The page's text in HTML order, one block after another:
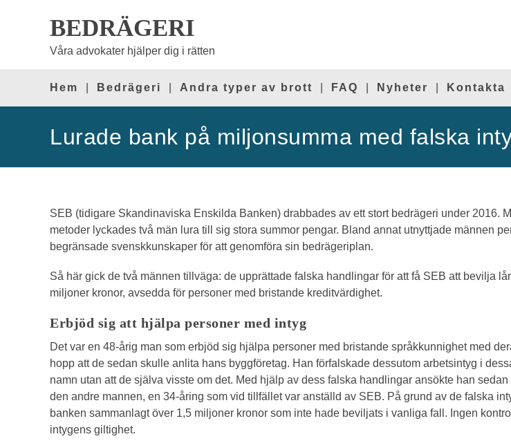
BEDRÄGERI
Våra advokater hjälper dig i rätten
Hem Bedrägeri Andra typer av brott FAQ Nyheter Kontakta
Lurade bank på miljonsumma med falska
SEB (tidigare Skandinaviska Enskilda Banken) drabbades av ett stort bedrägeri under 2016.
metoder lyckades två män lura till sig stora summor pengar. Bland annat utnyttjade männen
begränsade svenskkunskaper för att genomföra sin bedrägeriplan.
Så här gick de två männen tillväga: de upprättade falska handlingar för att få SEB att bevilja
miljoner kronor, avsedda för personer med bristande kreditvärdighet.
Erbjöd sig att hjälpa personer med intyg
Det var en 48-årig man som erbjöd sig hjälpa personer med bristande språkkunnighet med
hopp att de sedan skulle anlita hans byggföretag. Han förfalskade dessutom arbetsintyg i
namn utan att de själva visste om det. Med hjälp av dess falska handlingar ansökte han
den andre mannen, en 34-åring som vid tillfället var anställd av SEB. På grund av de falska
banken sammanlagt över 1,5 miljoner kronor som inte hade beviljats i vanliga fall. Ingen
intygens giltighet.